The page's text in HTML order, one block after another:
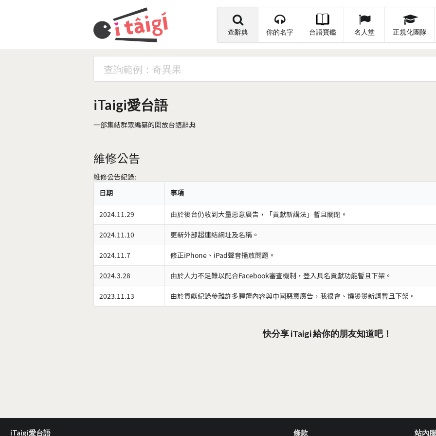
查辭典 你的名字 台語寶鑑 名人堂 正規化團隊
iTaigi愛台語
一部集結群眾編纂的開放台語辭典
維修公告
維修公告紀錄:
日期
事項
2024.11.29 由於後台仍收到大量惡意廣告，「貢獻新講法」暫且關閉。
2024.11.10 更新外部超連結網址及名稱。
2024.11.7 修正iPhone、iPad聲音播放問題。
2024.3.28 由於人力不足難以配合Facebook審查機制，登入具名貢獻功能暫且下架。
2023.11.13 由於貢獻紀錄參雜許多腥羶內容與中國惡意廣告，我很會、燒燙燙新詞暫且下架。
快分享 iTaigi 給你的朋友知道吧！
iTaigi愛台語 條款 站內